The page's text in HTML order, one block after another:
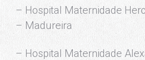
– Hospital Maternidade
– Madureira
– Hospital Maternidade